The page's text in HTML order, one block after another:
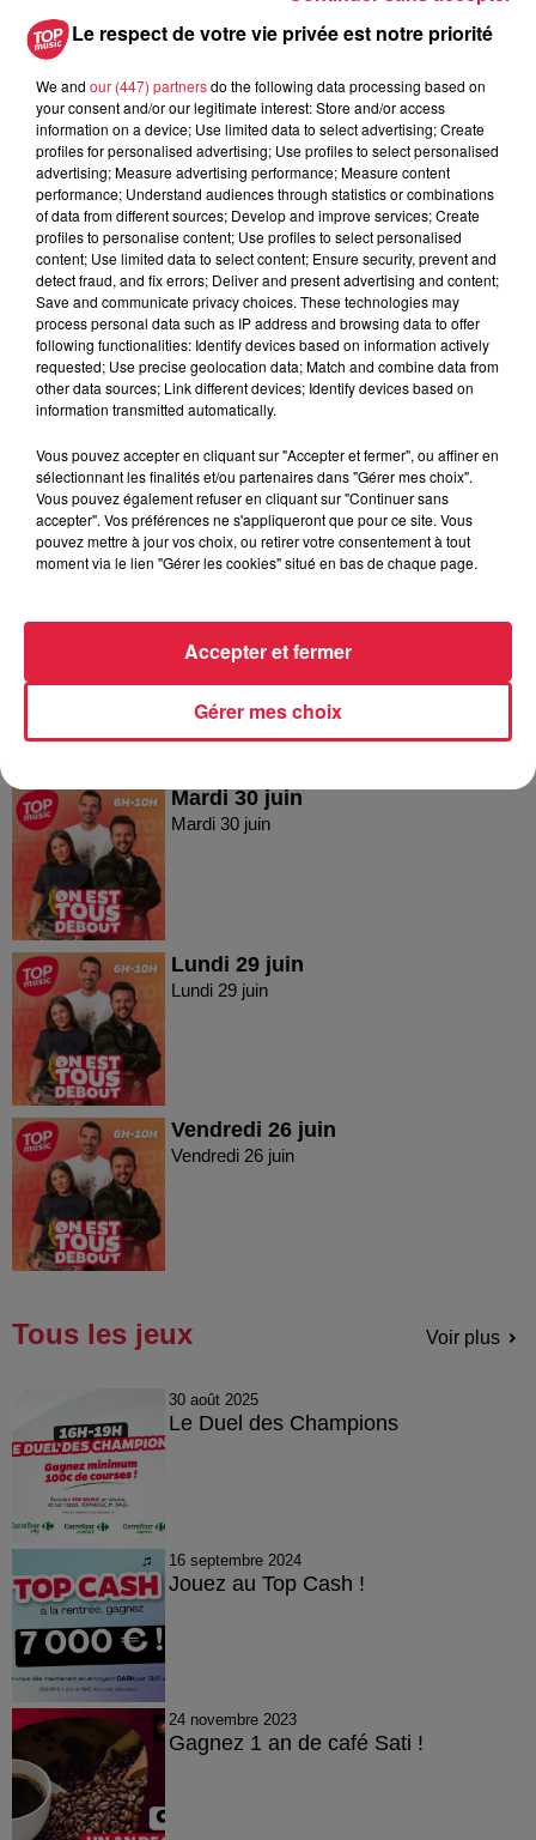
Les dernières infos sur la venue du
pape à Metz en septembre
5 août 2026
Europa-Park : des précisons sur
l’après Euro-Mir
Dans la même série
Vendredi 03 juillet 2026
Vendredi 03 juillet 2026
Jeudi 2 juillet 2026
Mardi 30 juin
Mardi 30 juin
Lundi 29 juin
Lundi 29 juin
Vendredi 26 juin
Vendredi 26 juin
Tous les jeux Voir plus
30 août 2025
Le Duel des Champions
16 septembre 2024
Jouez au Top Cash !
24 novembre 2023
Gagnez 1 an de café Sati !
Le respect de votre vie privée est notre priorité
We and our (447) partnersdo the following data processing based on
your consent and/or our legitimate interest: Store and/or access
information on a device; Use limited data to select advertising; Create
profiles for personalised advertising; Use profiles to select personalised
advertising; Measure advertising performance; Measure content
performance; Understand audiences through statistics or combinations
of data from different sources; Develop and improve services; Create
profiles to personalise content; Use profiles to select personalised
content; Use limited data to select content; Ensure security, prevent and
detect fraud, and fix errors; Deliver and present advertising and content;
Save and communicate privacy choices. These technologies may
process personal data such as IP address and browsing data to offer
following functionalities: Identify devices based on information actively
requested; Use precise geolocation data; Match and combine data from
other data sources; Link different devices; Identify devices based on
information transmitted automatically.
Vous pouvez accepter en cliquant sur "Accepter et fermer", ou affiner en
sélectionnant les finalités et/ou partenaires dans "Gérer mes choix".
Vous pouvez également refuser en cliquant sur "Continuer sans
accepter". Vos préférences ne s'appliqueront que pour ce site. Vous
pouvez mettre à jour vos choix, ou retirer votre consentement à tout
moment via le lien "Gérer les cookies" situé en bas de chaque page.
Gérer mes choix
Accepter et fermer